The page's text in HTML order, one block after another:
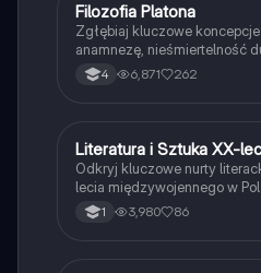
Filozofia
Filozofia Platona
Zgłębiaj kluczowe
anamnezę, nieśmiertelność
miłość platoniczną. Odkryj
skrzydlaty zaprzęg, oraz
późniejsze filozofie. Typ:
4 6,871 262
Język polski
Literatura i Sztuka XX-
Odkryj kluczowe nurty
lecia międzywojennego w
awangardy, oraz wpływów
twórczość Brunona Schulza,
1 3,980 86